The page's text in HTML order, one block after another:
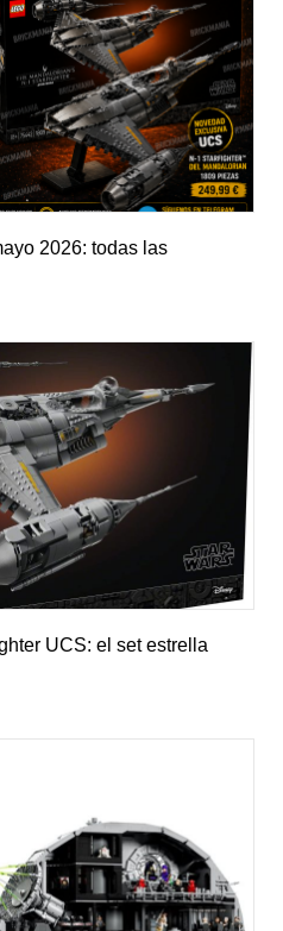
2026: todas las
UCS: el set estrella